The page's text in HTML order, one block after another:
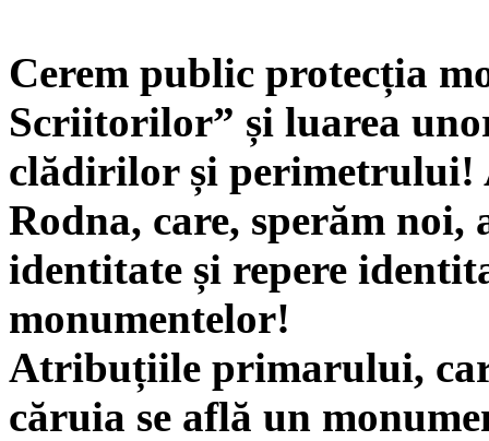
Cerem public protecția
Scriitorilor” și luarea
clădirilor și perimetrului!
Rodna, care, sperăm noi,
identitate și repere
monumentelor!
Atribuțiile primarului,
căruia se află un